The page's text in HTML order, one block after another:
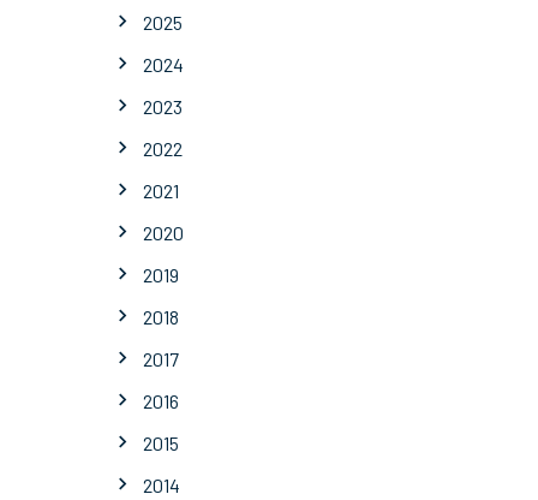
2025
2024
2023
2022
2021
2020
2019
2018
2017
2016
2015
2014